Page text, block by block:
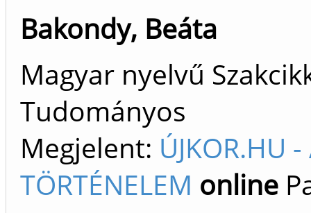
Bakondy, Beáta
Magyar nyelvű
Tudományos
Megjelent: ÚJKOR.HU
TÖRTÉNELEM online